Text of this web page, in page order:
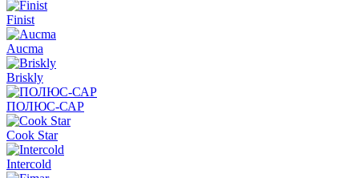
Finist
Aucma
Briskly
ПОЛЮС-САР
Cook Star
Intercold